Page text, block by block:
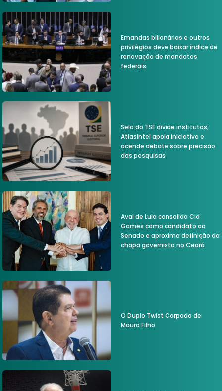
Emandas bilionárias e outros
privilégios deve baixar índice de
renovação de mandatos
federais
Selo do TSE divide institutos;
AtlasIntel apoia iniciativa e
acende debate sobre precisão
das pesquisas
Aval de Lula consolida Cid
Gomes como candidato ao
Senado e aproxima definição da
chapa governista no Ceará
O Duplo Twist Carpado de
Mauro Filho